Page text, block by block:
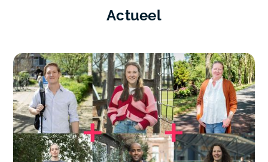
Actueel